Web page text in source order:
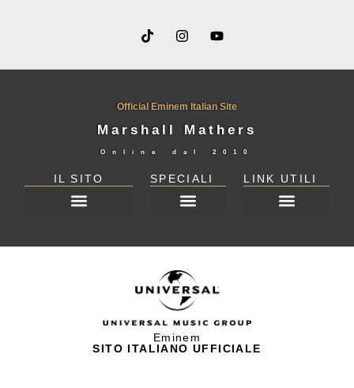
Official Eminem Italian Site
Marshall Mathers
Online dal 2010
IL SITO SPECIALI LINK UTILI
Eminem
SITO ITALIANO UFFICIALE